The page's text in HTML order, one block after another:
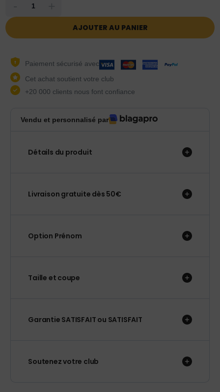
AJOUTER AU PANIER
Paiement sécurisé avec
Cet achat soutient votre club
+20 000 clients nous font confiance
Vendu et personnalisé par
Détails du produit
Livraison gratuite dès 50€
Option Prénom
Taille et coupe
Garantie SATISFAIT ou SATISFAIT
Soutenez votre club